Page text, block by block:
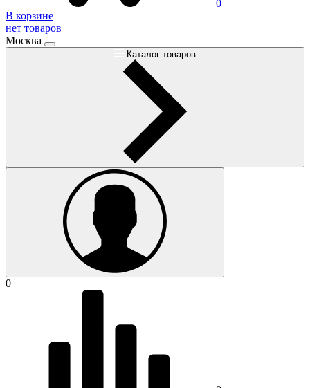
0
В корзине
нет товаров
Москва
Каталог товаров
0